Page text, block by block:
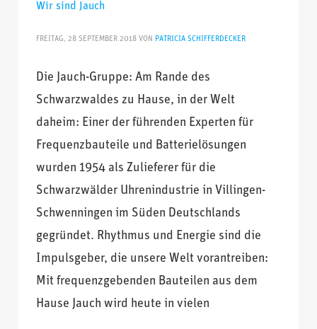
Wir sind Jauch
FREITAG, 28 SEPTEMBER 2018 VON PATRICIA SCHIFFERDECKER
Die Jauch-Gruppe: Am Rande des
Schwarzwaldes zu Hause, in der Welt
daheim: Einer der führenden Experten für
Frequenzbauteile und Batterielösungen
wurden 1954 als Zulieferer für die
Schwarzwälder Uhrenindustrie in Villingen-
Schwenningen im Süden Deutschlands
gegründet. Rhythmus und Energie sind die
Impulsgeber, die unsere Welt vorantreiben:
Mit frequenzgebenden Bauteilen aus dem
Hause Jauch wird heute in vielen